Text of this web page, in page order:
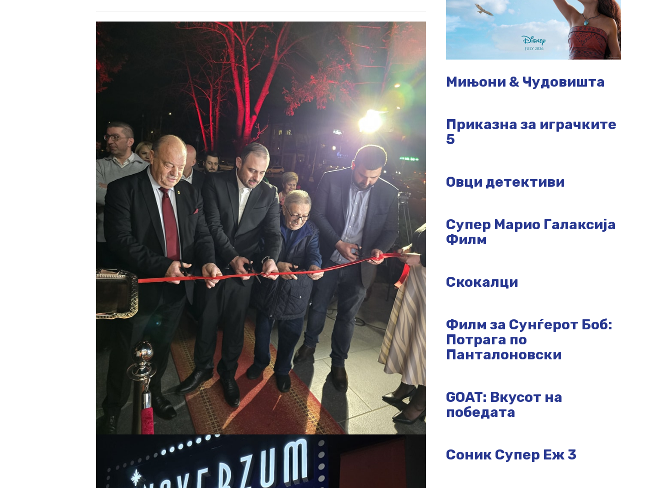
Мињони & Чудовишта
Приказна за играчките
5
Овци детективи
Супер Марио Галаксија
Филм
Скокалци
Филм за Сунѓерот Боб:
Потрага по
Панталоновски
GOAT: Вкусот на
победата
Соник Супер Еж 3